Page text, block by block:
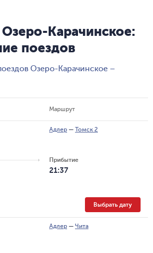
Карачинское:
поездов
Озеро-Карачинское –
Маршрут
Адлер — Томск 2
Прибытие
21:37
Выбрать дату
Адлер — Чита